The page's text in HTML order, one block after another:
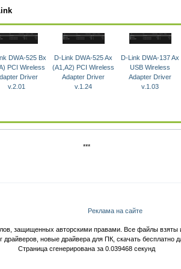
DWA-525 Bx
PCI Wireless
Driver
v.2.01
D-Link DWA-525 Ax
(A1,A2) PCI Wireless
Adapter Driver
v.1.24
D-Link DWA-137 Ax
USB Wireless
Adapter Driver
v.1.03
***
Реклама на сайте
защищенных авторскими правами. Все файлы взяты
драйверов, новые драйвера для ПК, скачать бесплатно
Страница сгенерирована за 0.039468 секунд